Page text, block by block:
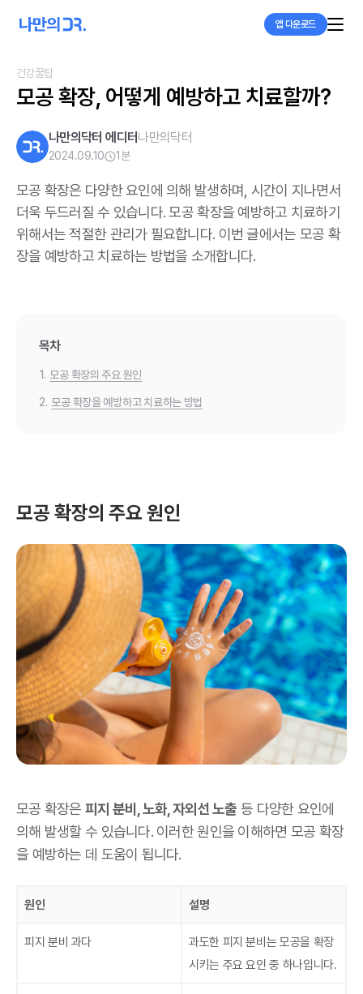
앱 다운로드
건강꿀팁
모공 확장, 어떻게 예방하고 치료할까?
나만의닥터 에디터나만의닥터
2024.09.10 1 분
모공 확장은 다양한 요인에 의해 발생하며, 시간이 지나면서
더욱 두드러질 수 있습니다. 모공 확장을 예방하고 치료하기
위해서는 적절한 관리가 필요합니다. 이번 글에서는 모공 확
장을 예방하고 치료하는 방법을 소개합니다.
목차
1. 모공 확장의 주요 원인
2. 모공 확장을 예방하고 치료하는 방법
모공 확장의 주요 원인
모공 확장은 피지 분비, 노화, 자외선 노출 등 다양한 요인에
의해 발생할 수 있습니다. 이러한 원인을 이해하면 모공 확장
을 예방하는 데 도움이 됩니다.
원인 설명
피지 분비 과다
과도한 피지 분비는 모공을 확장
시키는 주요 요인 중 하나입니다.